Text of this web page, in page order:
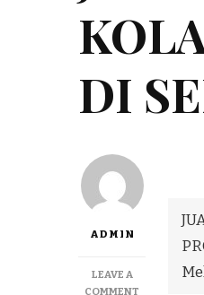
DI
ADMIN
LEAVE A
COMMENT